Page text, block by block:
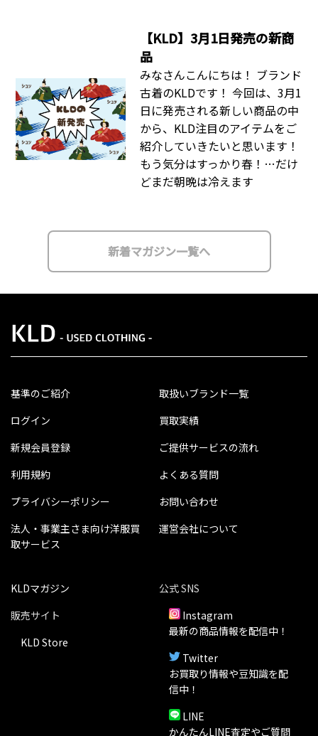
【KLD】3月1日発売の新商
品
みなさんこんにちは！ ブランド
古着のKLDです！ 今回は、3月1
日に発売される新しい商品の中
から、KLD注目のアイテムをご
紹介していきたいと思います！
もう気分はすっかり春！…だけ
どまだ朝晩は冷えます
新着マガジン一覧へ
基準のご紹介
ログイン
新規会員登録
利用規約
プライバシーポリシー
法人・事業主さま向け洋服買
取サービス
取扱いブランド一覧
買取実績
ご提供サービスの流れ
よくある質問
お問い合わせ
運営会社について
KLDマガジン
販売サイト
KLD Store
公式 SNS
Instagram
最新の商品情報を配信中！
Twitter
お買取り情報や豆知識を配
信中！
LINE
かんたんLINE査定やご質問